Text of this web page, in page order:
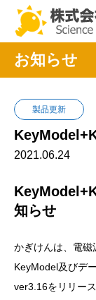
お知らせ
製品更新
2021.06.24
知らせ
かぎけんは、電
KeyModel及びデ
ver3.16をリリー